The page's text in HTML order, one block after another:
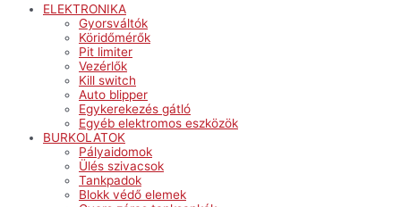
ELEKTRONIKA
Gyorsváltók
Köridőmérők
Pit limiter
Vezérlők
Kill switch
Auto blipper
Egykerekezés gátló
Egyéb elektromos eszközök
BURKOLATOK
Pályaidomok
Ülés szivacsok
Tankpadok
Blokk védő elemek